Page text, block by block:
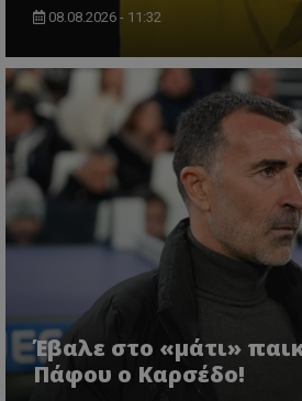
08.08.2026 - 11:32
Έβαλε στο «μάτι»
Πάφου ο Καρσέδο!